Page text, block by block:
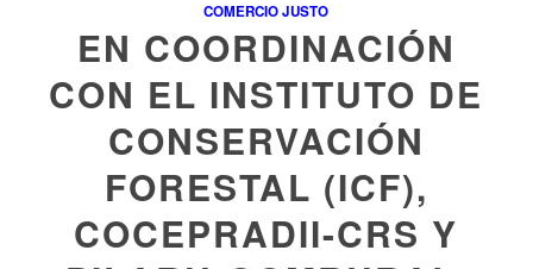
COMERCIO JUSTO
EN COORDINACIÓN
CON EL INSTITUTO DE
CONSERVACIÓN
FORESTAL (ICF),
COCEPRADII-CRS Y